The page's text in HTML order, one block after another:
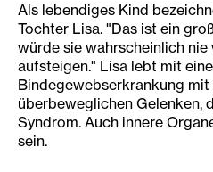
Als lebendiges Kind
Tochter Lisa. "Das ist ein
würde sie wahrscheinlich
aufsteigen." Lisa lebt mit
Bindegewebserkrankung
überbeweglichen Gelenken,
Syndrom. Auch innere
sein.